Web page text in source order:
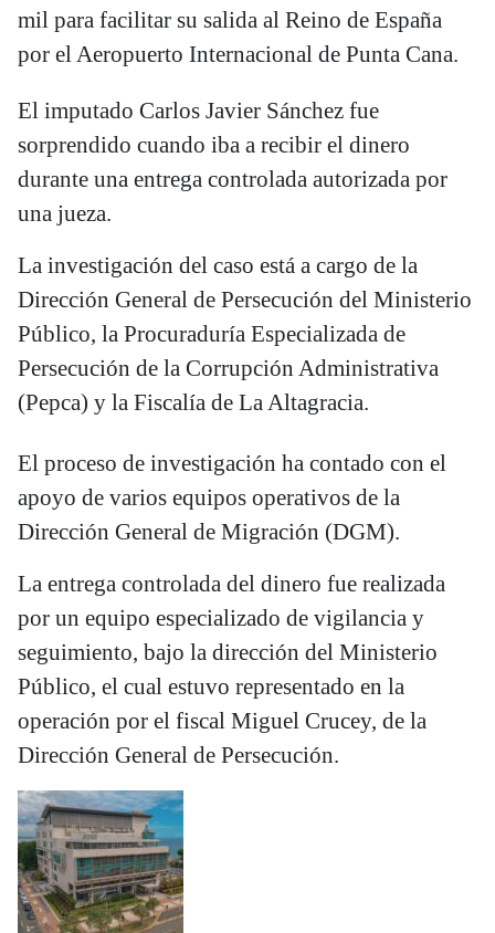
mil para facilitar su salida al Reino de España
por el Aeropuerto Internacional de Punta Cana.
El imputado Carlos Javier Sánchez fue
sorprendido cuando iba a recibir el dinero
durante una entrega controlada autorizada por
una jueza.
La investigación del caso está a cargo de la
Dirección General de Persecución del Ministerio
Público, la Procuraduría Especializada de
Persecución de la Corrupción Administrativa
(Pepca) y la Fiscalía de La Altagracia.
El proceso de investigación ha contado con el
apoyo de varios equipos operativos de la
Dirección General de Migración (DGM).
La entrega controlada del dinero fue realizada
por un equipo especializado de vigilancia y
seguimiento, bajo la dirección del Ministerio
Público, el cual estuvo representado en la
operación por el fiscal Miguel Crucey, de la
Dirección General de Persecución.